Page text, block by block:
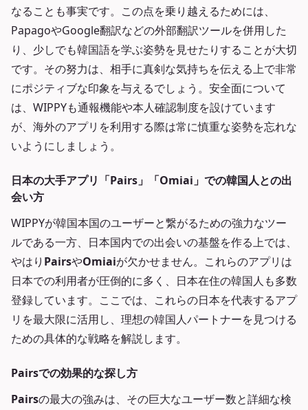
なることも事実です。この点を乗り越えるためには、
PapagoやGoogle翻訳などの外部翻訳ツールを併用した
り、少しでも韓国語を学ぶ姿勢を見せたりすることが大切
です。その努力は、相手に真剣な気持ちを伝える上で非常
にポジティブな印象を与えるでしょう。安全面について
は、WIPPYも通報機能や本人確認制度を設けています
が、海外のアプリを利用する際は常に慎重な姿勢を忘れな
いようにしましょう。
日本の大手アプリ「Pairs」「Omiai」での韓国人との出
会い方
WIPPYが韓国本国のユーザーと繋がるための強力なツー
ルである一方、日本国内での出会いの基盤を作る上では、
やはり PairsやOmiaiが欠かせません。これらのアプリは
日本での利用者が圧倒的に多く、日本在住の韓国人も多数
登録しています。ここでは、これらの日本を代表するアプ
リを最大限に活用し、理想の韓国人パートナーを見つける
ための具体的な戦略を解説します。
Pairsでの効果的な探し方
Pairsの最大の強みは、その巨大なユーザー数と詳細な検